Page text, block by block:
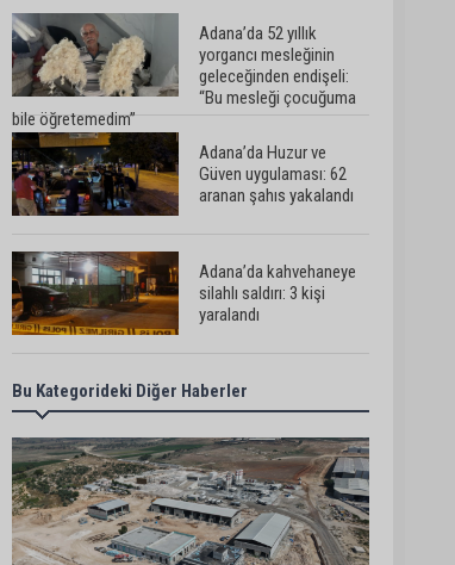
Adana’da 52 yıllık
yorgancı mesleğinin
geleceğinden endişeli:
“Bu mesleği çocuğuma
bile öğretemedim”
Adana’da Huzur ve
Güven uygulaması: 62
aranan şahıs yakalandı
Adana’da kahvehaneye
silahlı saldırı: 3 kişi
yaralandı
Çukurova
Üniversitesi’nde Ar-Ge
ve sanayi iş birliği
görüşüldü
Seyhan’da gıda
işletmelerine sıkı
denetim
Bu Kategorideki Diğer Haberler